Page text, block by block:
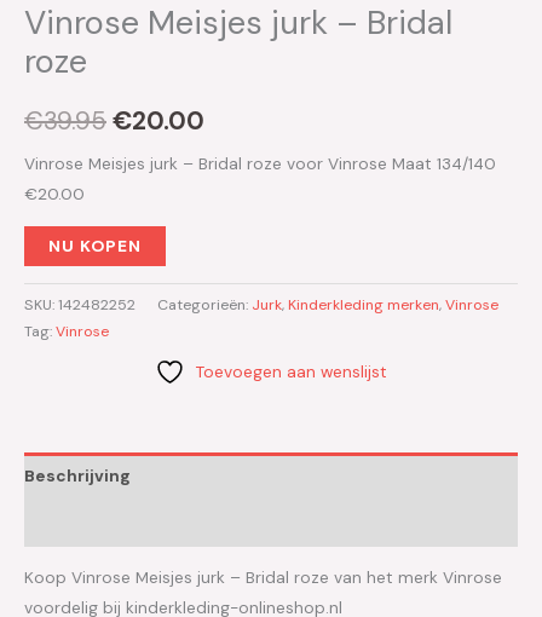
Vinrose Meisjes jurk – Bridal
roze
€39.95€20.00
Vinrose Meisjes jurk – Bridal roze voor Vinrose Maat 134/140
€20.00
NU KOPEN
SKU:142482252 Categorieën: Jurk, Kinderkleding merken,Vinrose
Tag:Vinrose
Toevoegen aan wenslijst
Beschrijving
Koop Vinrose Meisjes jurk – Bridal roze van het merk Vinrose
voordelig bij kinderkleding-onlineshop.nl